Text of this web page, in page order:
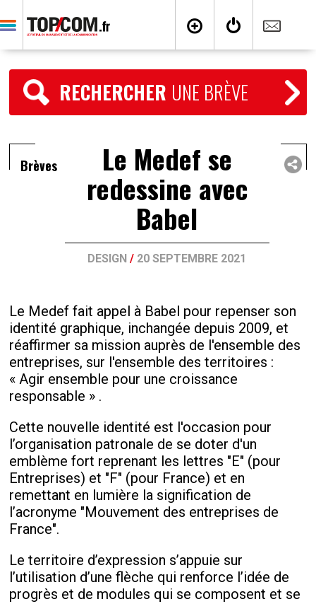
RECHERCHER UNE BRÈVE
Brèves Le Medef se
redessine avec
Babel
DESIGN / 20 SEPTEMBRE 2021
Le Medef fait appel à Babel pour repenser son
identité graphique, inchangée depuis 2009, et
réaffirmer sa mission auprès de l'ensemble des
entreprises, sur l'ensemble des territoires :
« Agir ensemble pour une croissance
responsable » .
Cette nouvelle identité est l'occasion pour
l’organisation patronale de se doter d'un
emblème fort reprenant les lettres "E" (pour
Entreprises) et "F" (pour France) et en
remettant en lumière la signification de
l’acronyme "Mouvement des entreprises de
France".
Le territoire d’expression s’appuie sur
l’utilisation d’une flèche qui renforce l’idée de
progrès et de modules qui se composent et se